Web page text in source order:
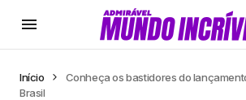
Início
Conheça os bastidores do
Brasil